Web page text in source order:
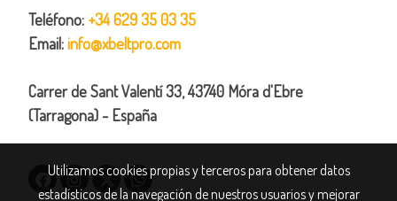
Teléfono: +34 629 35 03 35
Email:info@xbeltpro.com
Carrer de Sant Valentí 33, 43740 Móra d'Ebre
(Tarragona) - España
Utilizamos cookies propias y terceros para obtener datos
estadísticos de la navegación de nuestros usuarios y mejorar